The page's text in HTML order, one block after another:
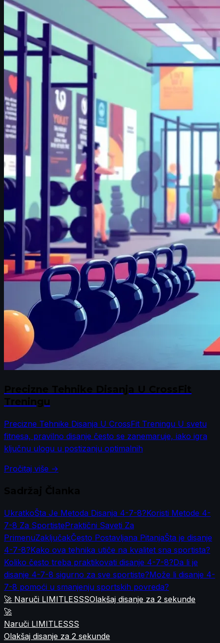
Precizne Tehnike Disanja U CrossFit Treningu U svetu
fitnesa, pravilno disanje često se zanemaruje, iako igra
ključnu ulogu u postizanju optimalnih
Pročitaj više →
UkratkoŠta Je Metoda Disanja 4-7-8?Koristi Metode 4-
7-8 Za SportistePraktični Saveti Za
PrimenuZaključakČesto Postavljana PitanjaŠta je disanje
4-7-8?Kako ova tehnika utiče na kvalitet sna sportista?
Koliko često treba praktikovati disanje 4-7-8?Da li je
disanje 4-7-8 sigurno za sve sportiste?Može li disanje 4-
7-8 pomoći u smanjenju sportskih povreda?
🚀 Naruči LIMITLESSSOlakšaj disanje za 2 sekunde
🚀
Naruči LIMITLESSS
Olakšaj disanje za 2 sekunde